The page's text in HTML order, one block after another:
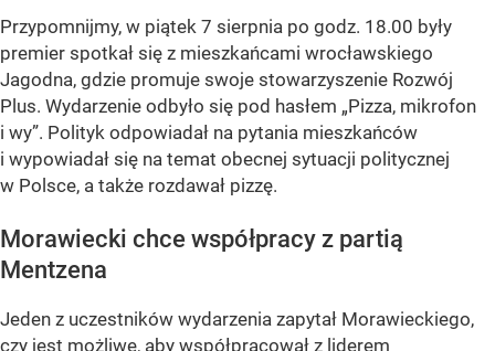
Przypomnijmy, w piątek 7 sierpnia po godz. 18.00 były
premier spotkał się z mieszkańcami wrocławskiego
Jagodna, gdzie promuje swoje stowarzyszenie Rozwój
Plus. Wydarzenie odbyło się pod hasłem „Pizza, mikrofon
i wy”. Polityk odpowiadał na pytania mieszkańców
i wypowiadał się na temat obecnej sytuacji politycznej
w Polsce, a także rozdawał pizzę.
Morawiecki chce współpracy z partią
Mentzena
Jeden z uczestników wydarzenia zapytał Morawieckiego,
czy jest możliwe, aby współpracował z liderem